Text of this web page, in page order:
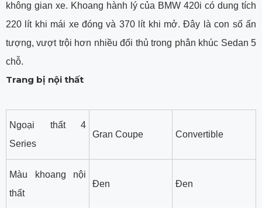
không gian xe. Khoang hành lý của BMW 420i có dung tích
220 lít khi mái xe đóng và 370 lít khi mở. Đây là con số ấn
tượng, vượt trội hơn nhiều đối thủ trong phân khúc Sedan 5
chỗ.
Trang bị nội thất
Ngoại thất 4
Series
Gran Coupe Convertible
Màu khoang nội
thất
Đen Đen